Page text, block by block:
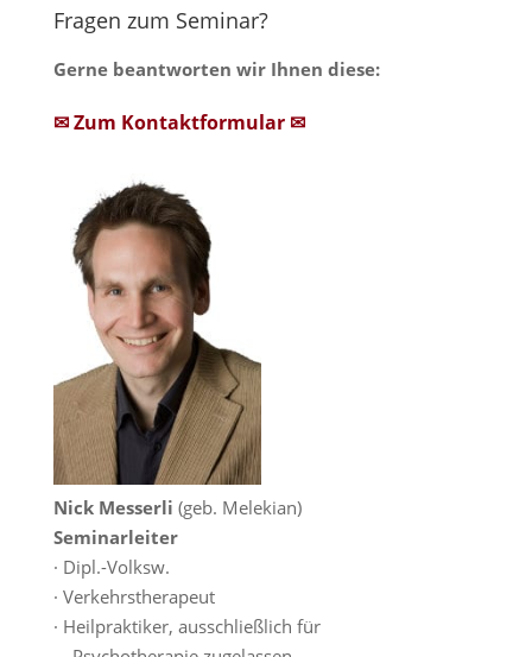
Fragen zum Seminar?
Gerne beantworten wir Ihnen diese:
✉ Zum Kontaktformular ✉
Nick Messerli (geb. Melekian)
Seminarleiter
· Dipl.-Volksw.
· Verkehrstherapeut
· Heilpraktiker, ausschließlich für